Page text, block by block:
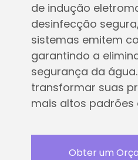
de indução
desinfecção
sistemas emitem
garantindo a
segurança da
transformar suas
mais altos padrões
Obter um